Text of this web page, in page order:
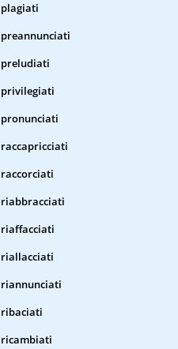
plagiati
preannunciati
preludiati
privilegiati
pronunciati
raccapricciati
raccorciati
riabbracciati
riaffacciati
riallacciati
riannunciati
ribaciati
ricambiati